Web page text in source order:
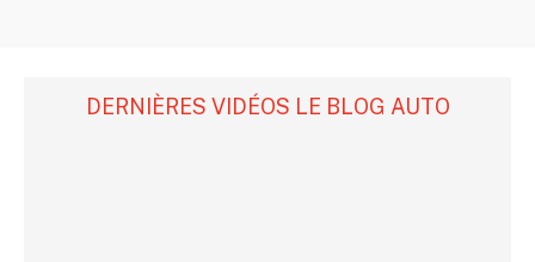
DERNIÈRES VIDÉOS LE BLOG AUTO